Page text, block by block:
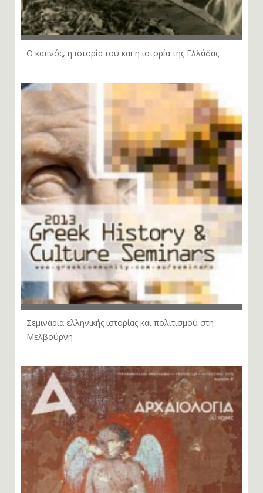
Ο καπνός, η ιστορία του και η ιστορία της Ελλάδας
Σεμινάρια ελληνικής ιστορίας και πολιτισμού στη
Μελβούρνη